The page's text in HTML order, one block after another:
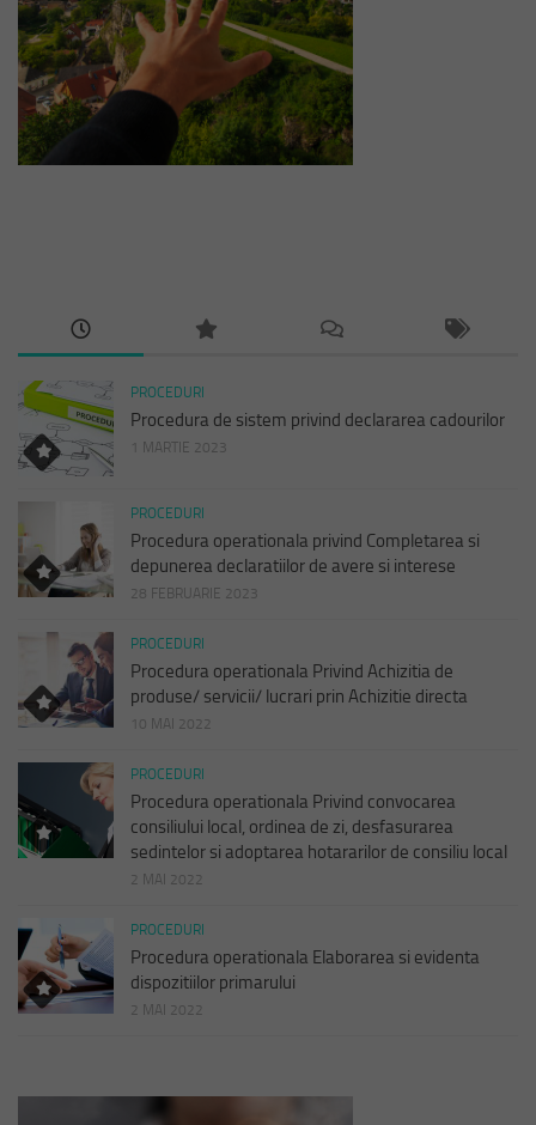
PROCEDURI
Procedura de sistem privind declararea cadourilor
1 MARTIE 2023
PROCEDURI
Procedura operationala privind Completarea si
depunerea declaratiilor de avere si interese
28 FEBRUARIE 2023
PROCEDURI
Procedura operationala Privind Achizitia de
produse/ servicii/ lucrari prin Achizitie directa
10 MAI 2022
PROCEDURI
Procedura operationala Privind convocarea
consiliului local, ordinea de zi, desfasurarea
sedintelor si adoptarea hotararilor de consiliu local
2 MAI 2022
PROCEDURI
Procedura operationala Elaborarea si evidenta
dispozitiilor primarului
2 MAI 2022